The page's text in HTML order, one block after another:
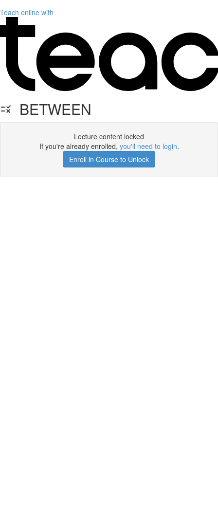
Teach online with
BETWEEN
Lecture content locked
If you're already enrolled, you'll need to login.
Enroll in Course to Unlock